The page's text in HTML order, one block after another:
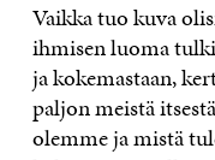
Vaikka tuo kuva
ihmisen luoma
ja kokemastaan,
paljon meistä
olemme ja mistä